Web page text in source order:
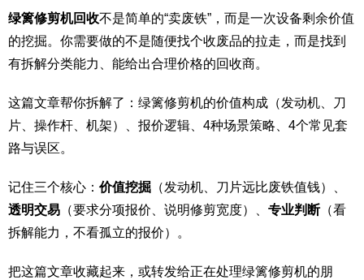
绿篱修剪机回收不是简单的“卖废铁”，而是一次设备剩余价值
的挖掘。你需要做的不是随便找个收废品的拉走，而是找到
有拆解分类能力、能给出合理价格的回收商。
这篇文章帮你拆解了：绿篱修剪机的价值构成（发动机、刀
片、操作杆、机架）、报价逻辑、4种场景策略、4个常见套
路与误区。
记住三个核心： 价值挖掘 （发动机、刀片远比废铁值钱）、
透明交易 （要求分项报价、说明修剪宽度）、 专业判断（看
拆解能力，不看孤立的报价）。
把这篇文章收藏起来，或转发给正在处理绿篱修剪机的朋